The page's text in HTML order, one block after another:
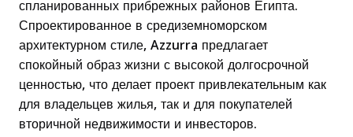
спланированных прибрежных районов Египта.
Спроектированное в средиземноморском
архитектурном стиле, Azzurra предлагает
спокойный образ жизни с высокой долгосрочной
ценностью, что делает проект привлекательным как
для владельцев жилья, так и для покупателей
вторичной недвижимости и инвесторов.